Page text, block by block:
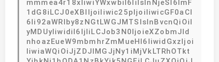
mmmea4r18xIiwiYWxwbiI6IiIsInNjeSI6ImF
1dG8iLCJ0eXBlIjoiIiwic25pIjoiIiwicGF0aCI
6Ii92aWRlby8zNGtLWGJMTSIsInBvcnQiOiI
yMDUyIiwidiI6IjIiLCJob3N0IjoieXZobmJld
nhoazEueW9mbmhrZmMueHl6IiwidGxzIjoi
IiwiaWQiOiJjZDJlMGJjNy1iMjVkLTRhOTkt